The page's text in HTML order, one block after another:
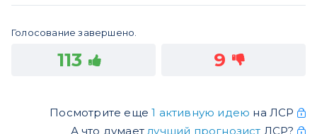
Голосование завершено.
113 9
Посмотрите еще1 активную идею на ЛСР
А что думаетлучший прогнозист ЛСР?